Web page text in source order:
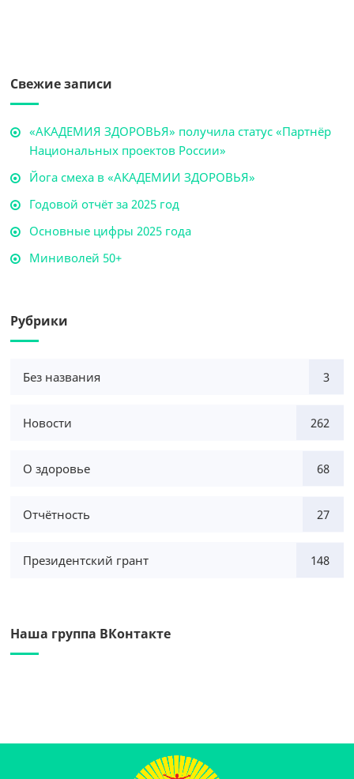
Свежие записи
«АКАДЕМИЯ ЗДОРОВЬЯ» получила статус «Партнёр
Национальных проектов России»
Йога смеха в «АКАДЕМИИ ЗДОРОВЬЯ»
Годовой отчёт за 2025 год
Основные цифры 2025 года
Миниволей 50+
Рубрики
Без названия 3
Новости 262
О здоровье 68
Отчётность 27
Президентский грант 148
Наша группа ВКонтакте